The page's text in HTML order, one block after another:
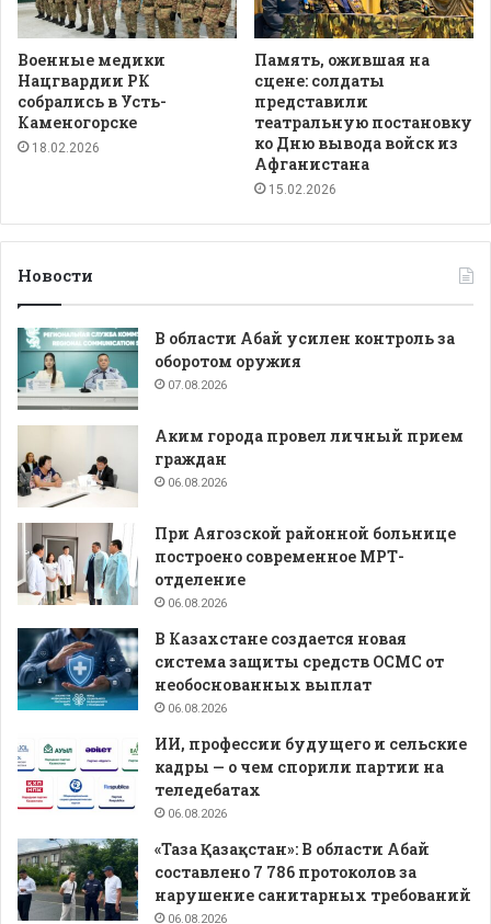
Военные медики
Нацгвардии РК
собрались в Усть-
Каменогорске
18.02.2026
Память, ожившая на
сцене: солдаты
представили
театральную постановку
ко Дню вывода войск из
Афганистана
15.02.2026
Новости
В области Абай усилен контроль за
оборотом оружия
07.08.2026
Аким города провел личный прием
граждан
06.08.2026
При Аягозской районной больнице
построено современное МРТ-
отделение
06.08.2026
В Казахстане создается новая
система защиты средств ОСМС от
необоснованных выплат
06.08.2026
ИИ, профессии будущего и сельские
кадры — о чем спорили партии на
теледебатах
06.08.2026
«Таза Қазақстан»: В области Абай
составлено 7 786 протоколов за
нарушение санитарных требований
06.08.2026